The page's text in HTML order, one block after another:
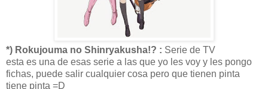
*) Rokujouma no Shinryakusha!? : Serie de TV
esta es una de esas serie a las que yo les voy y les pongo
fichas, puede salir cualquier cosa pero que tienen pinta
tiene pinta =D